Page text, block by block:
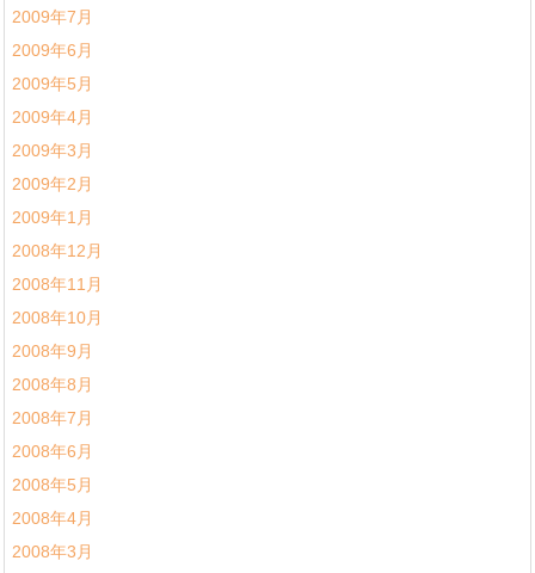
2009年7月
2009年6月
2009年5月
2009年4月
2009年3月
2009年2月
2009年1月
2008年12月
2008年11月
2008年10月
2008年9月
2008年8月
2008年7月
2008年6月
2008年5月
2008年4月
2008年3月